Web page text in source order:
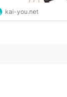
kai-you.net